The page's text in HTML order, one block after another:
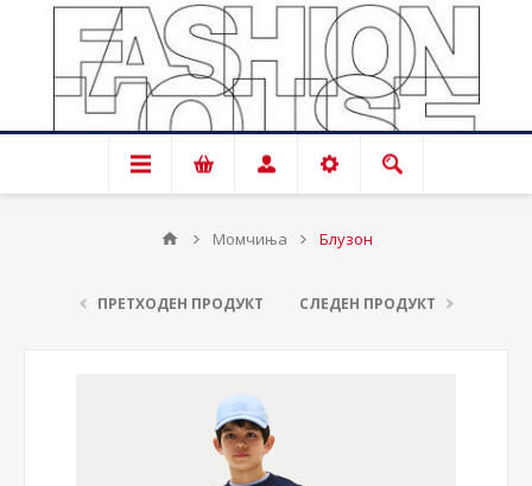
Момчиња Блузон
ПРЕТХОДЕН ПРОДУКТ СЛЕДЕН ПРОДУКТ